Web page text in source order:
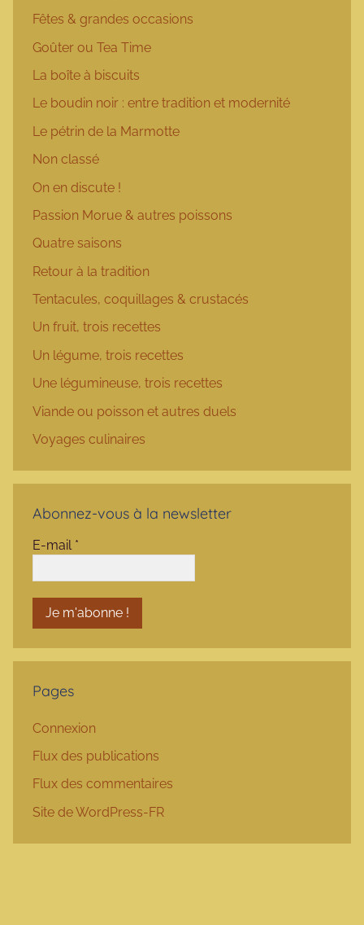
Fêtes & grandes occasions
Goûter ou Tea Time
La boîte à biscuits
Le boudin noir : entre tradition et modernité
Le pétrin de la Marmotte
Non classé
On en discute !
Passion Morue & autres poissons
Quatre saisons
Retour à la tradition
Tentacules, coquillages & crustacés
Un fruit, trois recettes
Un légume, trois recettes
Une légumineuse, trois recettes
Viande ou poisson et autres duels
Voyages culinaires
Abonnez-vous à la newsletter
E-mail *
Pages
Connexion
Flux des publications
Flux des commentaires
Site de WordPress-FR